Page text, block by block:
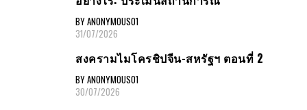
BY ANONYMOUS01
31/07/2026
สงครามไมโครชิปจีน-สหรัฐฯ ตอนที่ 2
BY ANONYMOUS01
30/07/2026